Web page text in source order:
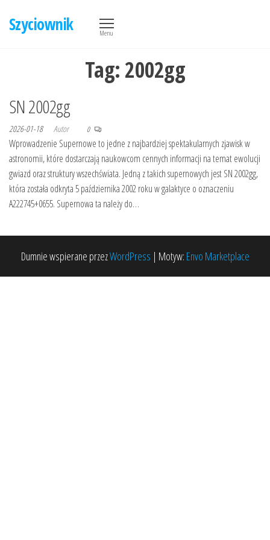
Szyciownik Menu
Tag: 2002gg
SN 2002gg
2026-01-18 Autor 0
Wprowadzenie Supernowe to jedne z najbardziej spektakularnych zjawisk w
astronomii, które dostarczają naukowcom cennych informacji na temat ewolucji
gwiazd oraz struktury wszechświata. Jedną z takich supernowych jest SN 2002gg,
która została odkryta 5 października 2002 roku w galaktyce o oznaczeniu
A222745+0655. Supernowa ta należy do…
Dumnie wspierane przezWordPress | Motyw: Envo Marketplace